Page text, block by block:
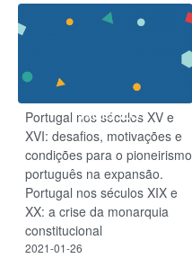
Aula 23
Portugal nos séculos XV e
XVI: desafios, motivações e
condições para o pioneirismo
português na expansão.
Portugal nos séculos XIX e
XX: a crise da monarquia
constitucional
2021-01-26